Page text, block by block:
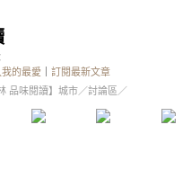
的最愛
訂閱最新文章
品味閱讀】城市／討論區／
投票區 影像館